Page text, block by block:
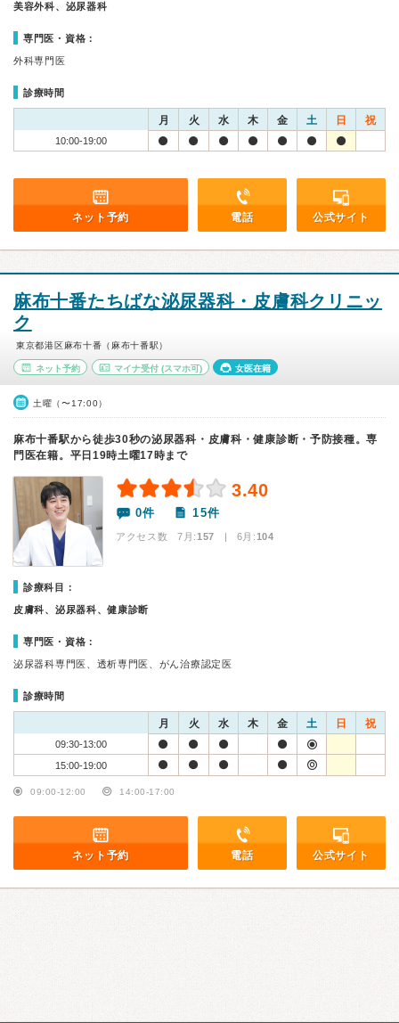
美容外科、泌尿器科
専門医・資格：
外科専門医
診療時間
月 火 水 木 金 土 日 祝
10:00-19:00
ネット予約 電話 公式サイト
麻布十番たちばな泌尿器科・皮膚科クリニッ
ク
東京都港区麻布十番（麻布十番駅）
ネット予約 マイナ受付(スマホ可) 女医在籍
土曜（〜17:00）
麻布十番駅から徒歩30秒の泌尿器科・皮膚科・健康診断・予防接種。専
門医在籍。平日19時土曜17時まで
3.40
0件 15件
アクセス数 7月:157 | 6月:104
診療科目：
皮膚科、泌尿器科、健康診断
専門医・資格：
泌尿器科専門医、透析専門医、がん治療認定医
診療時間
月 火 水 木 金 土 日 祝
09:30-13:00
15:00-19:00
09:00-12:00 14:00-17:00
ネット予約 電話 公式サイト